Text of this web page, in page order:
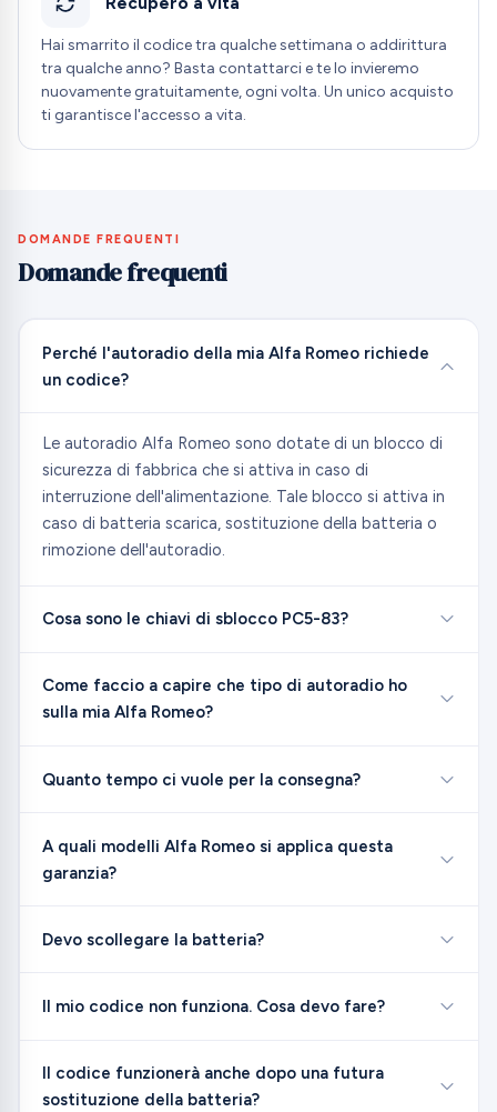
Hai smarrito il codice tra qualche settimana o addirittura
tra qualche anno? Basta contattarci e te lo invieremo
nuovamente gratuitamente, ogni volta. Un unico acquisto
ti garantisce l'accesso a vita.
DOMANDE FREQUENTI
Domande frequenti
Perché l'autoradio della mia Alfa Romeo richiede
un codice?
Le autoradio Alfa Romeo sono dotate di un blocco di
sicurezza di fabbrica che si attiva in caso di
interruzione dell'alimentazione. Tale blocco si attiva in
caso di batteria scarica, sostituzione della batteria o
rimozione dell'autoradio.
Cosa sono le chiavi di sblocco PC5-83?
Come faccio a capire che tipo di autoradio ho
sulla mia Alfa Romeo?
Quanto tempo ci vuole per la consegna?
A quali modelli Alfa Romeo si applica questa
garanzia?
Devo scollegare la batteria?
Il mio codice non funziona. Cosa devo fare?
Il codice funzionerà anche dopo una futura
sostituzione della batteria?